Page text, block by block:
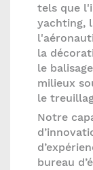
tels que
yachting,
la
le
milieux
le
Notre
bureau